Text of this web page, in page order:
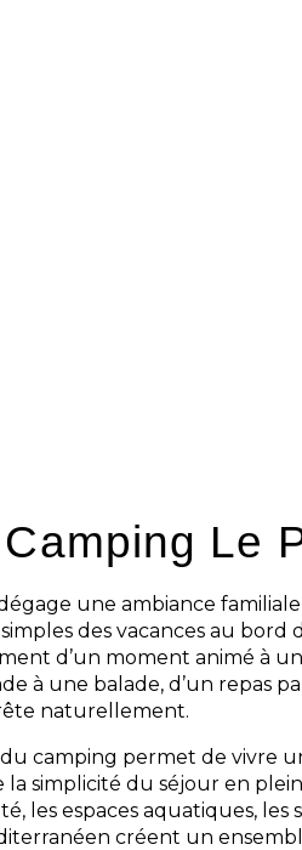
Camping Le
une ambiance
des vacances au bord
d’un moment animé à
à une balade, d’un repas
naturellement.
du camping permet de vivre
simplicité du séjour en plein
les espaces aquatiques, les
créent un